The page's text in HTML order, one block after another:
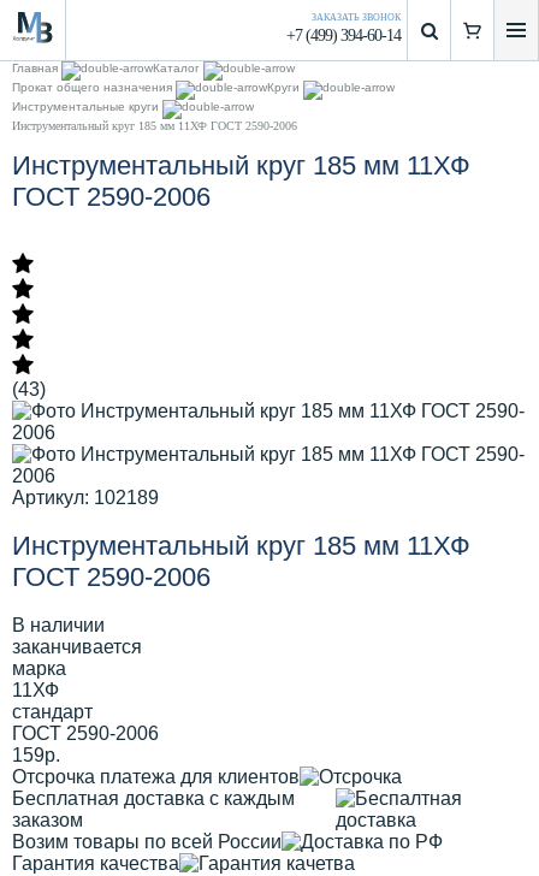
ЗАКАЗАТЬ ЗВОНОК
+7 (499) 394-60-14
Главная
Каталог
Прокат общего назначения
Круги
Инструментальные круги
Инструментальный круг 185 мм 11ХФ ГОСТ 2590-2006
Инструментальный круг 185 мм 11ХФ
ГОСТ 2590-2006
(43)
Артикул: 102189
Инструментальный круг 185 мм 11ХФ
ГОСТ 2590-2006
В наличии
заканчивается
марка
11ХФ
стандарт
ГОСТ 2590-2006
159р.
Отсрочка платежа для клиентов
Бесплатная доставка с каждым
заказом
Возим товары по всей России
Гарантия качества